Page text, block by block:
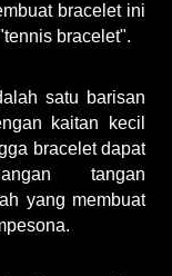
bracelet ini
bracelet".
satu barisan
kaitan kecil
bracelet dapat
tangan
yang membuat